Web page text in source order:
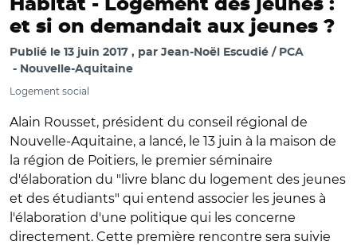
Habitat - Logement des jeunes :
et si on demandait aux jeunes ?
Publié le 13 juin 2017 par Jean-Noël Escudié / PCA
Nouvelle-Aquitaine
Logement social
Alain Rousset, président du conseil régional de
Nouvelle-Aquitaine, a lancé, le 13 juin à la maison de
la région de Poitiers, le premier séminaire
d'élaboration du "livre blanc du logement des jeunes
et des étudiants" qui entend associer les jeunes à
l'élaboration d'une politique qui les concerne
directement. Cette première rencontre sera suivie